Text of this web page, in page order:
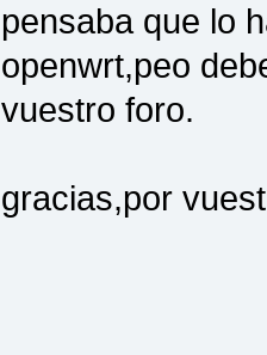
pensaba que lo
openwrt,peo
vuestro foro.
gracias,por